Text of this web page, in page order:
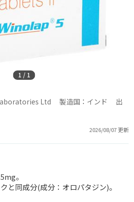
1 / 1
Ltd 製造国：インド 出
2026/08/07 更新
。
と同成分(成分：オロパタジン)。